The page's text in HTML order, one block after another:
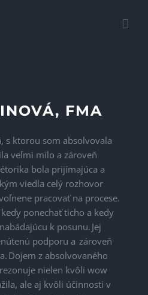
FMA
, s ktorou som absolvovala
veľmi milo a zároveň
bola prijímajúca a
viedla celý rozhovor
pracovať na procese.
ponechať ticho a kedy
k posunu. Jej
podporu a zároveň
Dojem z absolvovaného
nielen kvôli wow
ale aj kvôli účinnosti v